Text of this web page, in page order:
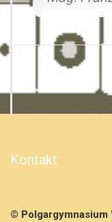
Kontakt
© Polgargymnasium